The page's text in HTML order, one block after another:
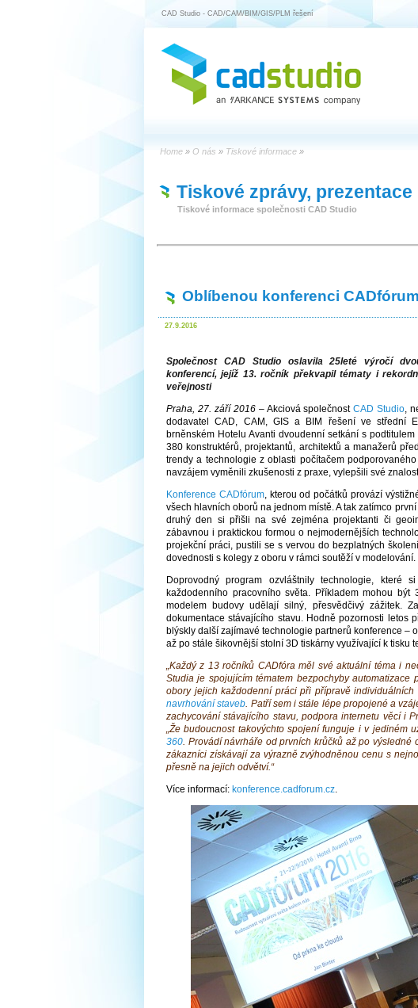
CAD Studio - CAD/CAM/BIM/GIS/PLM řešení
Home » O nás » Tiskové informace »
Tiskové zprávy, prezentace
Tiskové informace společnosti CAD Studio
Oblíbenou konferenci
27.9.2016
Společnost CAD Studio oslavila 25leté výročí
konferencí, jejíž 13. ročník překvapil tématy i
veřejnosti
Praha, 27. září 2016– Akciová společnostCAD Studio ,
dodavatel CAD, CAM, GIS a BIM řešení ve střední
brněnském Hotelu Avanti dvoudenní setkání s
380 konstruktérů, projektantů, architektů a manažerů
trendy a technologie z oblasti počítačem
navzájem vyměnili zkušenosti z praxe, vylepšili své
Konference CADfórum, kterou od počátků provází
všech hlavních oborů na jednom místě. A tak zatímco
druhý den si přišli na své zejména projektanti či
zábavnou i praktickou formou o nejmodernějších
projekční práci, pustili se s vervou do bezplatných
dovednosti s kolegy z oboru v rámci soutěží v modelování.
Doprovodný program ozvláštnily technologie,
každodenního pracovního světa. Příkladem mohou
modelem budovy udělají silný, přesvědčivý zážitek.
dokumentace stávajícího stavu. Hodně pozornosti letos
blýskly další zajímavé technologie partnerů konference –
až po stále šikovnější stolní 3D tiskárny využívající k tisku
„Každý z 13 ročníků CADfóra měl své aktuální téma i
Studia je spojujícím tématem bezpochyby
obory jejich každodenní práci při přípravě individuálních
navrhování staveb . Patří sem i stále lépe propojené a
zachycování stávajícího stavu, podpora internetu věcí i
„Že budoucnost takovýchto spojení funguje i v jediném
360 . Provádí návrháře od prvních krůčků až po
zákazníci získávají za výrazně zvýhodněnou cenu s
přesně na jejich odvětví.“
Více informací: konference.cadforum.cz